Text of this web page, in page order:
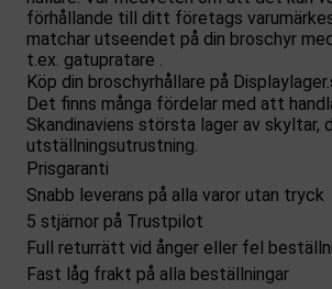
förhållande till ditt företags
matchar utseendet på din broschyr med
t.ex. gatupratare .
Köp din broschyrhållare på
Det finns många fördelar med att
Skandinaviens största lager av skyltar,
utställningsutrustning.
Prisgaranti
Snabb leverans på alla varor utan tryck
5 stjärnor på Trustpilot
Full returrätt vid ånger eller fel
Fast låg frakt på alla beställningar